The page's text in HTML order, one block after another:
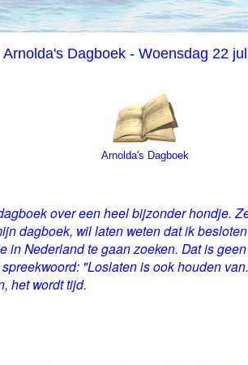
Arnolda's Dagboek - Woensdag 22
Arnolda's Dagboek
over een heel bijzonder hondje.
dagboek, wil laten weten dat ik
in Nederland te gaan zoeken. Dat is
"Loslaten is ook houden
het wordt tijd.